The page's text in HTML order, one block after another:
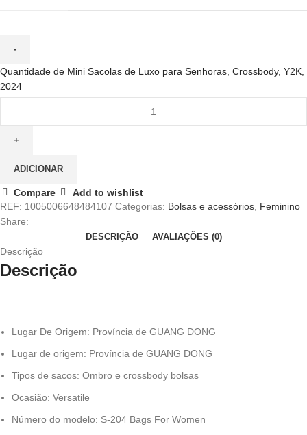
Quantidade de Mini Sacolas de Luxo para Senhoras, Crossbody, Y2K,
2024
ADICIONAR
Compare
Add to wishlist
REF: 1005006648484107 Categorias: Bolsas e acessórios, Feminino
Share:
DESCRIÇÃO AVALIAÇÕES (0)
Descrição
Descrição
Lugar De Origem: Província de GUANG DONG
Lugar de origem: Província de GUANG DONG
Tipos de sacos: Ombro e crossbody bolsas
Ocasião: Versatile
Número do modelo: S-204 Bags For Women